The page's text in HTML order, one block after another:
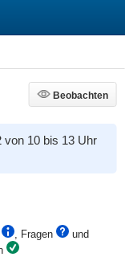
Beobachten
Beobachten
von10 bis 13 Uhr
, Fragen
und